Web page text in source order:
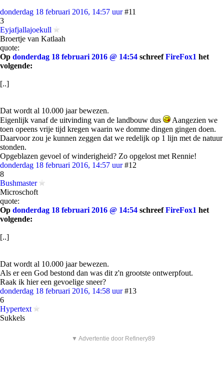
donderdag 18 februari 2016, 14:57 uur #11
3
Eyjafjallajoekull
Broertje van Katlaah
quote:
Op donderdag 18 februari 2016 @ 14:54 schreefFireFox1 het
volgende:
[..]
Dat wordt al 10.000 jaar bewezen.
Eigenlijk vanaf de uitvinding van de landbouw dus
Aangezien we
toen opeens vrije tijd kregen waarin we domme dingen gingen doen.
Daarvoor zou je kunnen zeggen dat we redelijk op 1 lijn met de natuur
stonden.
Opgeblazen gevoel of winderigheid? Zo opgelost met Rennie!
donderdag 18 februari 2016, 14:57 uur #12
8
Bushmaster
Microschoft
quote:
Op donderdag 18 februari 2016 @ 14:54 schreefFireFox1 het
volgende:
[..]
Dat wordt al 10.000 jaar bewezen.
Als er een God bestond dan was dit z'n grootste ontwerpfout.
Raak ik hier een gevoelige sneer?
donderdag 18 februari 2016, 14:58 uur #13
6
Hypertext
Sukkels
▼ Advertentie door Refinery89